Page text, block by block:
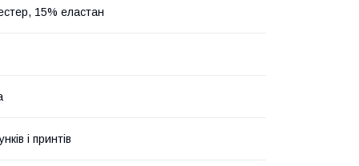
15% еластан
і принтів